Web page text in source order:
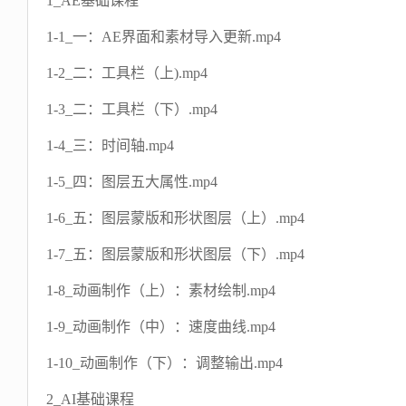
1-1_一：AE界面和素材导入更新.mp4
1-2_二：工具栏（上).mp4
1-3_二：工具栏（下）.mp4
1-4_三：时间轴.mp4
1-5_四：图层五大属性.mp4
1-6_五：图层蒙版和形状图层（上）.mp4
1-7_五：图层蒙版和形状图层（下）.mp4
1-8_动画制作（上）：素材绘制.mp4
1-9_动画制作（中）：速度曲线.mp4
1-10_动画制作（下）：调整输出.mp4
2_AI基础课程